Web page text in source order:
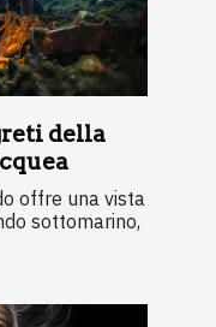
della
offre una vista
sottomarino,